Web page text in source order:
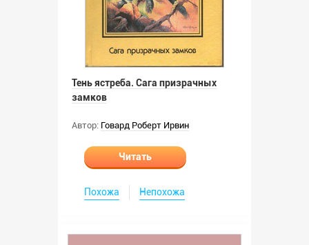
Тень ястреба. Сага призрачных
замков
Автор: Говард Роберт Ирвин
Читать
Похожа Непохожа